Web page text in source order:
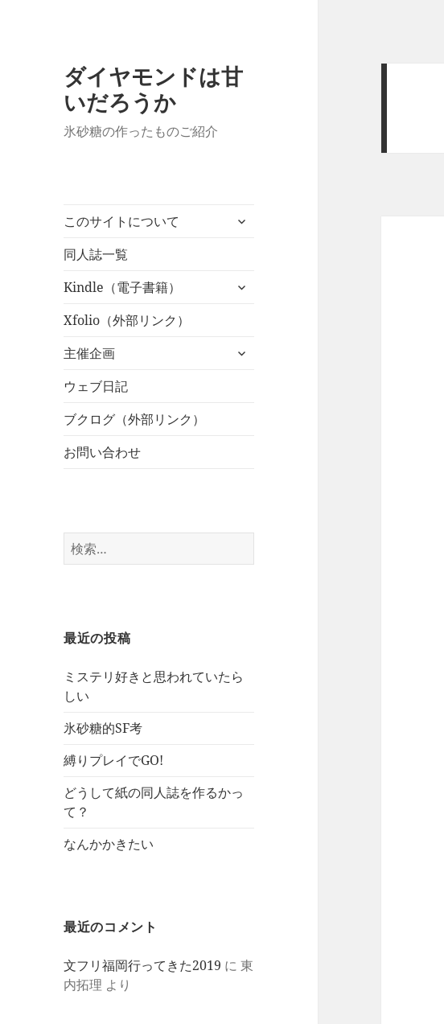
ダイヤモンドは甘
いだろうか
氷砂糖の作ったものご紹介
このサイトについて
サ
ュ
同人誌一覧
Kindle（電子書籍）
サ
ュ
Xfolio（外部リンク）
主催企画
サ
ウェブ日記
ブクログ（外部リンク）
お問い合わせ
検
索:
最近の投稿
ミステリ好きと思われていたら
しい
氷砂糖的SF考
縛りプレイでGO!
どうして紙の同人誌を作るかっ
て？
なんかかきたい
最近のコメント
文フリ福岡行ってきた2019 に東
内拓理 より